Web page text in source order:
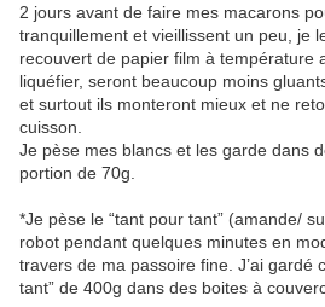
2 jours avant de faire mes macarons
tranquillement et vieillissent un peu, je
recouvert de papier film à température
liquéfier, seront beaucoup moins
et surtout ils monteront mieux et ne
cuisson.
Je pèse mes blancs et les garde dans
portion de 70g.
*Je pèse le “tant pour tant” (amande/
robot pendant quelques minutes en
travers de ma passoire fine. J’ai gardé
tant” de 400g dans des boites à